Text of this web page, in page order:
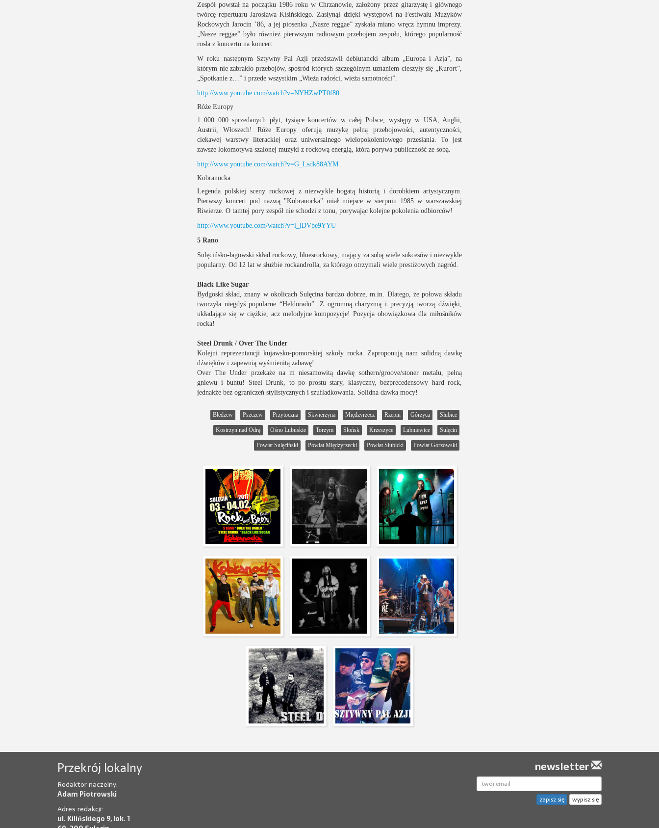
Zespół powstał na początku 1986 roku w Chrzanowie, założony przez gitarzystę i głównego
twórcę repertuaru Jarosława Kisińskiego. Zasłynął dzięki występowi na Festiwalu Muzyków
Rockowych Jarocin ’86, a jej piosenka „Nasze reggae” zyskała miano wręcz hymnu imprezy.
„Nasze reggae” było również pierwszym radiowym przebojem zespołu, którego popularność
rosła z koncertu na koncert.
W roku następnym Sztywny Pal Azji przedstawił debiutancki album „Europa i Azja”, na
którym nie zabrakło przebojów, spośród których szczególnym uznaniem cieszyły się „Kurort”,
„Spotkanie z…” i przede wszystkim „Wieża radości, wieża samotności”.
http://www.youtube.com/watch?v=NYHZwPT0f80
Róże Europy
1 000 000 sprzedanych płyt, tysiące koncertów w całej Polsce, występy w USA, Anglii,
Austrii, Włoszech! Róże Europy oferują muzykę pełną przebojowości, autentyczności,
ciekawej warstwy literackiej oraz uniwersalnego wielopokoleniowego przesłania. To jest
zawsze lokomotywa szalonej muzyki z rockową energią, która porywa publiczność ze sobą.
http://www.youtube.com/watch?v=G_Lsdk88AYM
Kobranocka
Legenda polskiej sceny rockowej z niezwykle bogatą historią i dorobkiem artystycznym.
Pierwszy koncert pod nazwą "Kobranocka" miał miejsce w sierpniu 1985 w warszawskiej
Riwierze. O tamtej pory zespół nie schodzi z tonu, porywając kolejne pokolenia odbiorców!
http://www.youtube.com/watch?v=l_iDVbe9YYU
5 Rano
Sulęcińsko-łagowski skład rockowy, bluesrockowy, mający za sobą wiele sukcesów i niezwykle
popularny. Od 12 lat w służbie rockandrolla, za którego otrzymali wiele prestiżowych nagród.
Black Like Sugar
Bydgoski skład, znany w okolicach Sulęcina bardzo dobrze, m.in. Dlatego, że połowa składu
tworzyła niegdyś popularne “Heldorado”. Z ogromną charyzmą i precyzją tworzą dźwięki,
układające się w ciężkie, acz melodyjne kompozycje! Pozycja obowiązkowa dla miłośników
rocka!
Steel Drunk / Over The Under
Kolejni reprezentancji kujawsko-pomorskiej szkoły rocka. Zaproponują nam solidną dawkę
dźwięków i zapewnią wyśmienitą zabawę!
Over The Under przekaże na m niesamowitą dawkę sothern/groove/stoner metalu, pełną
gniewu i buntu! Steel Drunk, to po prostu stary, klasyczny, bezprecedensowy hard rock,
jednakże bez ograniczeń stylistycznych i szufladkowania. Solidna dawka mocy!
Bledzew Pszczew Przytoczna Skwierzyna Międzyrzecz Rzepin Górzyca Słubice
Kostrzyn nad Odrą Ośno Lubuskie Torzym Słońsk Krzeszyce Lubniewice Sulęcin
Powiat Sulęciński Powiat Międzyrzecki Powiat Słubicki Powiat Gorzowski
Przekrój lokalny
Redaktor naczelny:
Adam Piotrowski
Adres redakcji:
ul. Kilińskiego 9, lok. 1
newsletter
zapisz się wypisz się